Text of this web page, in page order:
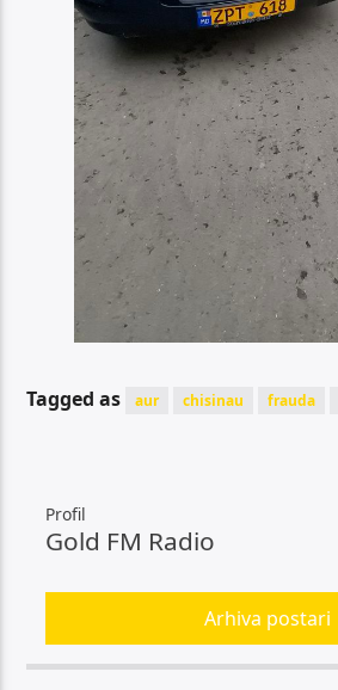
Tagged as aur chisinau frauda
Profil
Gold FM Radio
Arhiva postari